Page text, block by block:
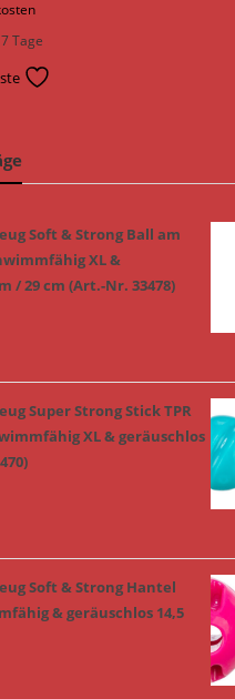
Tage
Soft & Strong Ball am
XL &
/ 29 cm (Art.-Nr. 33478)
Super Strong Stick TPR
XL & geräuschlos
Soft & Strong Hantel
& geräuschlos 14,5